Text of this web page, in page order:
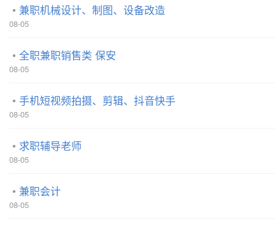
兼职机械设计、制图、设备改造
08-05
全职兼职销售类 保安
08-05
手机短视频拍摄、剪辑、抖音快手
08-05
求职辅导老师
08-05
兼职会计
08-05